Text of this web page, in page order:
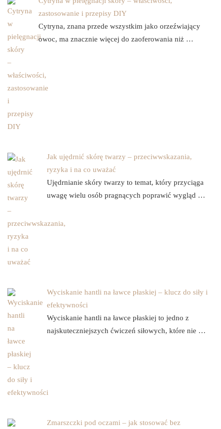
zastosowanie i przepisy DIY
Cytryna, znana przede wszystkim jako orzeźwiający
owoc, ma znacznie więcej do zaoferowania niż …
Jak ujędrnić skórę twarzy – przeciwwskazania,
ryzyka i na co uważać
Ujędrnianie skóry twarzy to temat, który przyciąga
uwagę wielu osób pragnących poprawić wygląd …
Wyciskanie hantli na ławce płaskiej – klucz do siły i
efektywności
Wyciskanie hantli na ławce płaskiej to jedno z
najskuteczniejszych ćwiczeń siłowych, które nie …
Zmarszczki pod oczami – jak stosować bez